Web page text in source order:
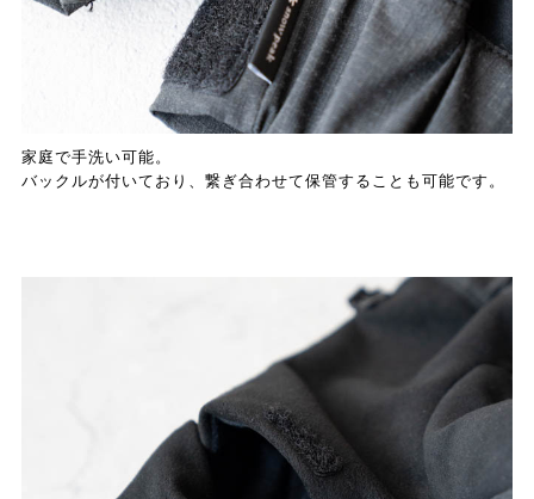
家庭で手洗い可能。
バックルが付いており、繋ぎ合わせて保管することも可能です。